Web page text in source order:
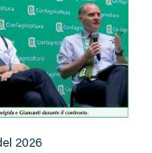
2026